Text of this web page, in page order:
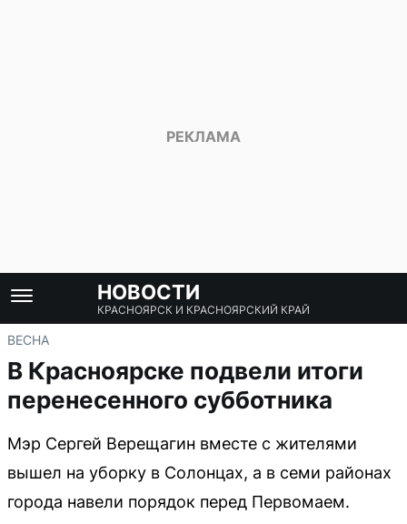
НОВОСТИ
КРАСНОЯРСК И КРАСНОЯРСКИЙ КРАЙ
ВЕСНА
В Красноярске подвели итоги
перенесенного субботника
Мэр Сергей Верещагин вместе с жителями
вышел на уборку в Солонцах, а в семи районах
города навели порядок перед Первомаем.